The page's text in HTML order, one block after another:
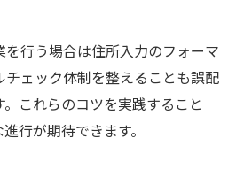
底し買取業務の品質を高める
を行う場合は住所入力のフォーマ
チェック体制を整えることも誤配
これらのコツを実践すること
行が期待できます。